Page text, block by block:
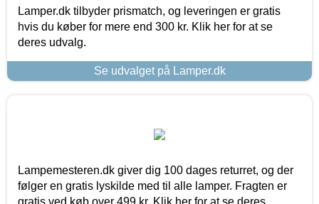
Lamper.dk tilbyder prismatch, og leveringen er gratis
hvis du køber for mere end 300 kr. Klik her for at se
deres udvalg.
Se udvalget på Lamper.dk
Lampemesteren.dk giver dig 100 dages returret, og der
følger en gratis lyskilde med til alle lamper. Fragten er
gratis ved køb over 499 kr. Klik her for at se deres